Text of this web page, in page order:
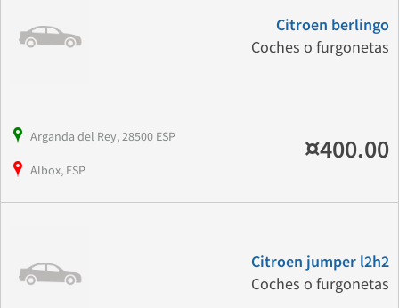
Citroen berlingo
Coches o furgonetas
Arganda del Rey, 28500 ESP
Albox, ESP
¤400.00
Citroen jumper l2h2
Coches o furgonetas